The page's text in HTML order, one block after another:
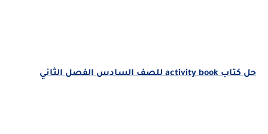
حل كتاب activity book للصف السادس الفصل الثاني